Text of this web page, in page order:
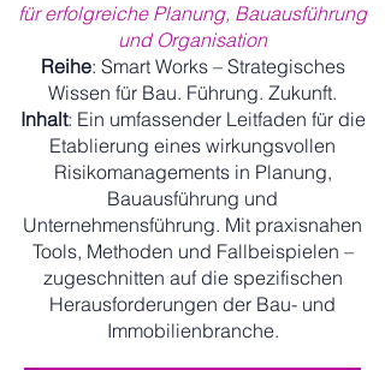
für erfolgreiche Planung, Bauausführung
und Organisation
Reihe: Smart Works – Strategisches
Wissen für Bau. Führung. Zukunft.
Inhalt: Ein umfassender Leitfaden für die
Etablierung eines wirkungsvollen
Risikomanagements in Planung,
Bauausführung und
Unternehmensführung. Mit praxisnahen
Tools, Methoden und Fallbeispielen –
zugeschnitten auf die spezifischen
Herausforderungen der Bau- und
Immobilienbranche.